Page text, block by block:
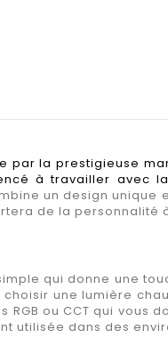
par la prestigieuse
à travailler avec
un design
de la personnalité
qui donne une
choisir une lumière
ou CCT qui
utilisée dans des